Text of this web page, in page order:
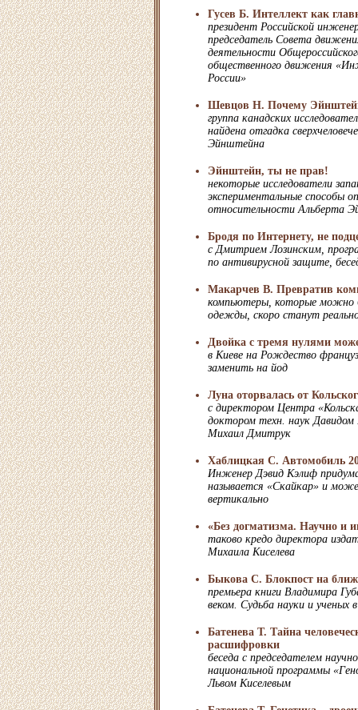
Гусев Б. Интеллект как
президент Российской
председатель Совета
деятельности
общественного движения
России»
Шевцов Н. Почему
группа канадских
найдена отгадка
Эйнштейна
Эйнштейн, ты не прав!
некоторые исследователи
экспериментальные способы
относительности Альберта
Бродя по Интернету, не
с Дмитрием Лозинским,
по антивирусной защите,
Макарчев В. Превратив
компьютеры, которые можно
одежды, скоро станут
Двойка с тремя нулями
в Киеве на Рождество
заменить на йод
Луна оторвалась от
с директором Центра
доктором техн. наук Давидом
Михаил Дмитрук
Хаблицкая С. Автомобиль
Инженер Дэвид Кэлиф
называется «Скайкар» и
вертикально
«Без догматизма. Научно и
таково кредо директора
Михаила Киселева
Быкова С. Блокпост на
премьера книги Владимира
веком. Судьба науки и ученых
Батенева Т. Тайна
расшифровки
беседа с председателем
национальной программы
Львом Киселевым